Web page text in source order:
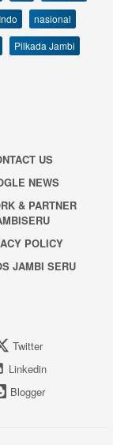
nasional
Pilkada Jambi
US
NEWS
& PARTNER
POLICY
JAMBI SERU
Twitter
Linkedin
Blogger